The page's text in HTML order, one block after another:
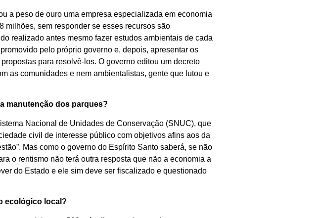
a peso de ouro uma empresa especializada em economia
milhões, sem responder se esses recursos são
realizado antes mesmo fazer estudos ambientais de cada
pelo próprio governo e, depois, apresentar os
para resolvê-los. O governo editou um decreto
as comunidades e nem ambientalistas, gente que lutou e
manutenção dos parques?
Nacional de Unidades de Conservação (SNUC), que
civil de interesse público com objetivos afins aos da
Mas como o governo do Espírito Santo saberá, se não
o rentismo não terá outra resposta que não a economia a
do Estado e ele sim deve ser fiscalizado e questionado
ecológico local?